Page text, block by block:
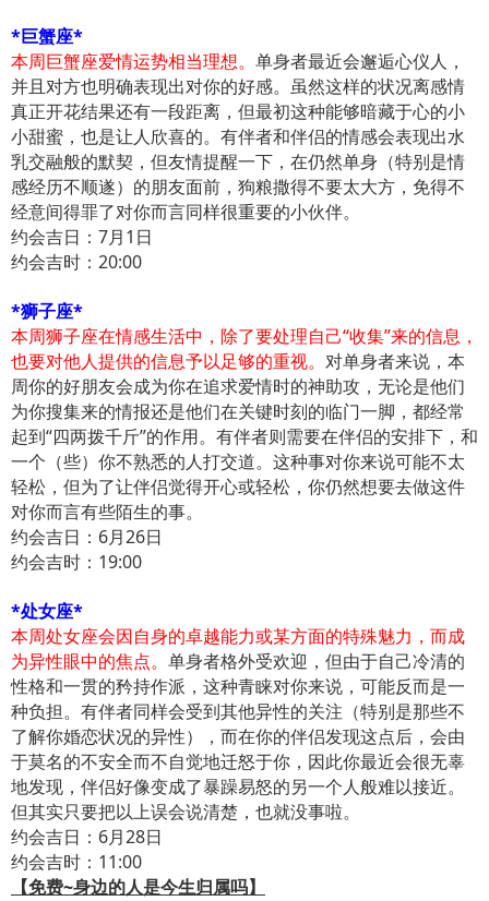
*巨蟹座*
本周巨蟹座爱情运势相当理想。 单身者最近会邂逅心仪人，
并且对方也明确表现出对你的好感。虽然这样的状况离感情
真正开花结果还有一段距离，但最初这种能够暗藏于心的小
小甜蜜，也是让人欣喜的。有伴者和伴侣的情感会表现出水
乳交融般的默契，但友情提醒一下，在仍然单身（特别是情
感经历不顺遂）的朋友面前，狗粮撒得不要太大方，免得不
经意间得罪了对你而言同样很重要的小伙伴。
约会吉日：7月1日
约会吉时：20:00
*狮子座*
本周狮子座在情感生活中，除了要处理自己“收集”来的信息，
也要对他人提供的信息予以足够的重视。 对单身者来说，本
周你的好朋友会成为你在追求爱情时的神助攻，无论是他们
为你搜集来的情报还是他们在关键时刻的临门一脚，都经常
起到“四两拨千斤”的作用。有伴者则需要在伴侣的安排下，和
一个（些）你不熟悉的人打交道。这种事对你来说可能不太
轻松，但为了让伴侣觉得开心或轻松，你仍然想要去做这件
对你而言有些陌生的事。
约会吉日：6月26日
约会吉时：19:00
*处女座*
本周处女座会因自身的卓越能力或某方面的特殊魅力，而成
为异性眼中的焦点。 单身者格外受欢迎，但由于自己冷清的
性格和一贯的矜持作派，这种青睐对你来说，可能反而是一
种负担。有伴者同样会受到其他异性的关注（特别是那些不
了解你婚恋状况的异性），而在你的伴侣发现这点后，会由
于莫名的不安全而不自觉地迁怒于你，因此你最近会很无辜
地发现，伴侣好像变成了暴躁易怒的另一个人般难以接近。
但其实只要把以上误会说清楚，也就没事啦。
约会吉日：6月28日
约会吉时：11:00
【免费~身边的人是今生归属吗】